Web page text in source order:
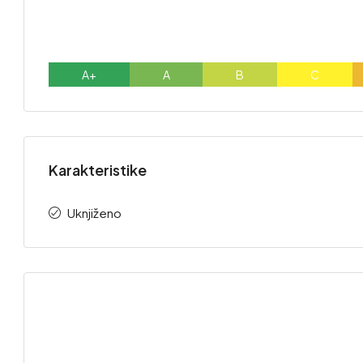
A+ A B C
Karakteristike
Uknjiženo